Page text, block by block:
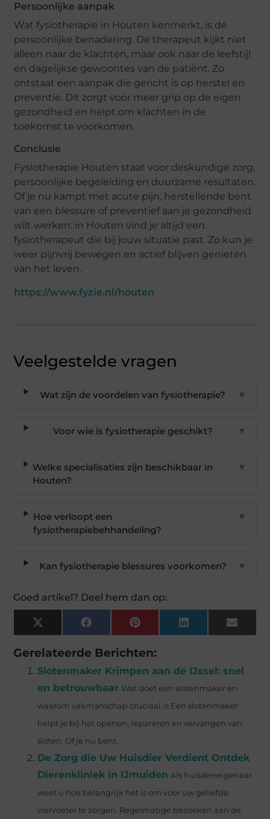
Persoonlijke aanpak
Wat fysiotherapie in Houten kenmerkt, is de
persoonlijke benadering. De therapeut kijkt niet
alleen naar de klachten, maar ook naar de leefstijl
en dagelijkse gewoontes van de patiënt. Zo
ontstaat een aanpak die gericht is op herstel én
preventie. Dit zorgt voor meer grip op de eigen
gezondheid en helpt om klachten in de
toekomst te voorkomen.
Conclusie
Fysiotherapie Houten staat voor deskundige zorg,
persoonlijke begeleiding en duurzame resultaten.
Of je nu kampt met acute pijn, herstellende bent
van een blessure of preventief aan je gezondheid
wilt werken: in Houten vind je altijd een
fysiotherapeut die bij jouw situatie past. Zo kun je
weer pijnvrij bewegen en actief blijven genieten
van het leven.
https://www.fyzie.nl/houten
Veelgestelde vragen
Wat zijn de voordelen van fysiotherapie? ▼
Voor wie is fysiotherapie geschikt? ▼
Welke specialisaties zijn beschikbaar in
Houten?
▼
Hoe verloopt een
fysiotherapiebehhandeling?
▼
Kan fysiotherapie blessures voorkomen? ▼
Goed artikel? Deel hem dan op:
X
(Twitter)
FacebookPinterest LinkedIn Email
Gerelateerde Berichten:
Slotenmaker Krimpen aan de IJssel: snel
en betrouwbaar Wat doet een slotenmaker en
waarom vakmanschap cruciaal is Een slotenmaker
helpt je bij het openen, repareren en vervangen van
sloten. Of je nu bent...
De Zorg die Uw Huisdier Verdient Ontdek
Dierenkliniek in IJmuiden Als huisdiereigenaar
weet u hoe belangrijk het is om voor uw geliefde
viervoeter te zorgen. Regelmatige bezoeken aan de